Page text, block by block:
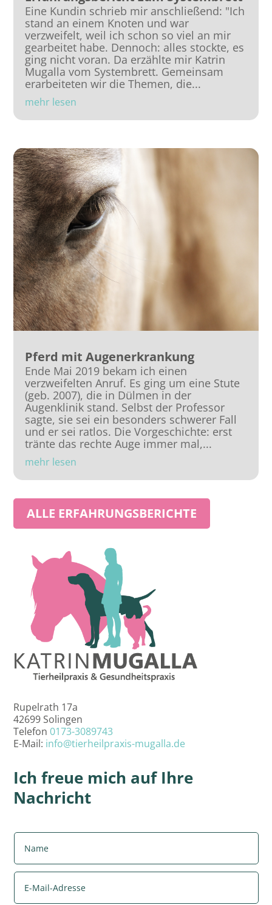
Eine Kundin schrieb mir anschließend: "Ich
stand an einem Knoten und war
verzweifelt, weil ich schon so viel an mir
gearbeitet habe. Dennoch: alles stockte, es
ging nicht voran. Da erzählte mir Katrin
Mugalla vom Systembrett. Gemeinsam
erarbeiteten wir die Themen, die...
mehr lesen
Pferd mit Augenerkrankung
Ende Mai 2019 bekam ich einen
verzweifelten Anruf. Es ging um eine Stute
(geb. 2007), die in Dülmen in der
Augenklinik stand. Selbst der Professor
sagte, sie sei ein besonders schwerer Fall
und er sei ratlos. Die Vorgeschichte: erst
tränte das rechte Auge immer mal,...
mehr lesen
ALLE ERFAHRUNGSBERICHTE
Rupelrath 17a
42699 Solingen
Telefon0173-3089743
E-Mail: info@tierheilpraxis-mugalla.de
Ich freue mich auf Ihre
Nachricht